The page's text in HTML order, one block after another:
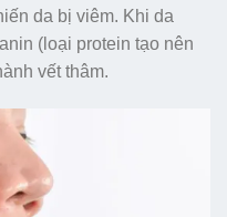
da bị viêm. Khi da
(loại protein tạo nên
vết thâm.